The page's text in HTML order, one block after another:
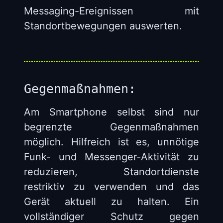
Messaging-Ereignissen mit
Standortbewegungen auswerten.
Gegenmaßnahmen:
Am Smartphone selbst sind nur
begrenzte Gegenmaßnahmen
möglich. Hilfreich ist es, unnötige
Funk- und Messenger-Aktivität zu
reduzieren, Standortdienste
restriktiv zu verwenden und das
Gerät aktuell zu halten. Ein
vollständiger Schutz gegen